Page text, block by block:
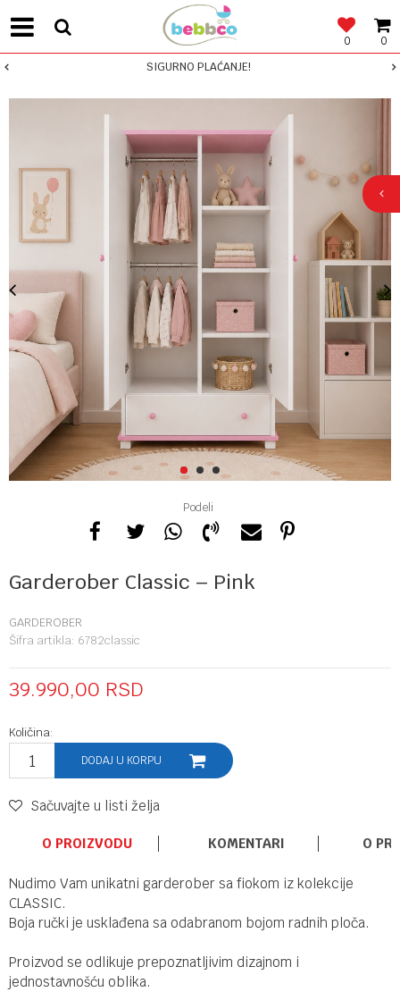
0
0
SIGURNO PLAĆANJE!
1 2 3
Podeli
Garderober Classic – Pink
GARDEROBER
Šifra artikla: 6782classic
39.990,00 RSD
Količina:
DODAJ U KORPU
Sačuvajte u listi želja
O PROIZVODU KOMENTARI O
Nudimo Vam unikatni garderober sa fiokom iz kolekcije
CLASSIC.
Boja ručki je usklađena sa odabranom bojom radnih ploča.
Proizvod se odlikuje prepoznatljivim dizajnom i
jednostavnošću oblika.